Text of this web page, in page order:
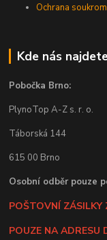
Ochrana
Kde nás
Pobočka Brno:
PlynoTop A-Z s. r. o.
Táborská 144
615 00 Brno
Osobní odběr pouze
POŠTOVNÍ ZÁSILKY
POUZE NA ADRESU